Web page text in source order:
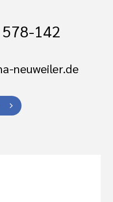
142
neuweiler.de